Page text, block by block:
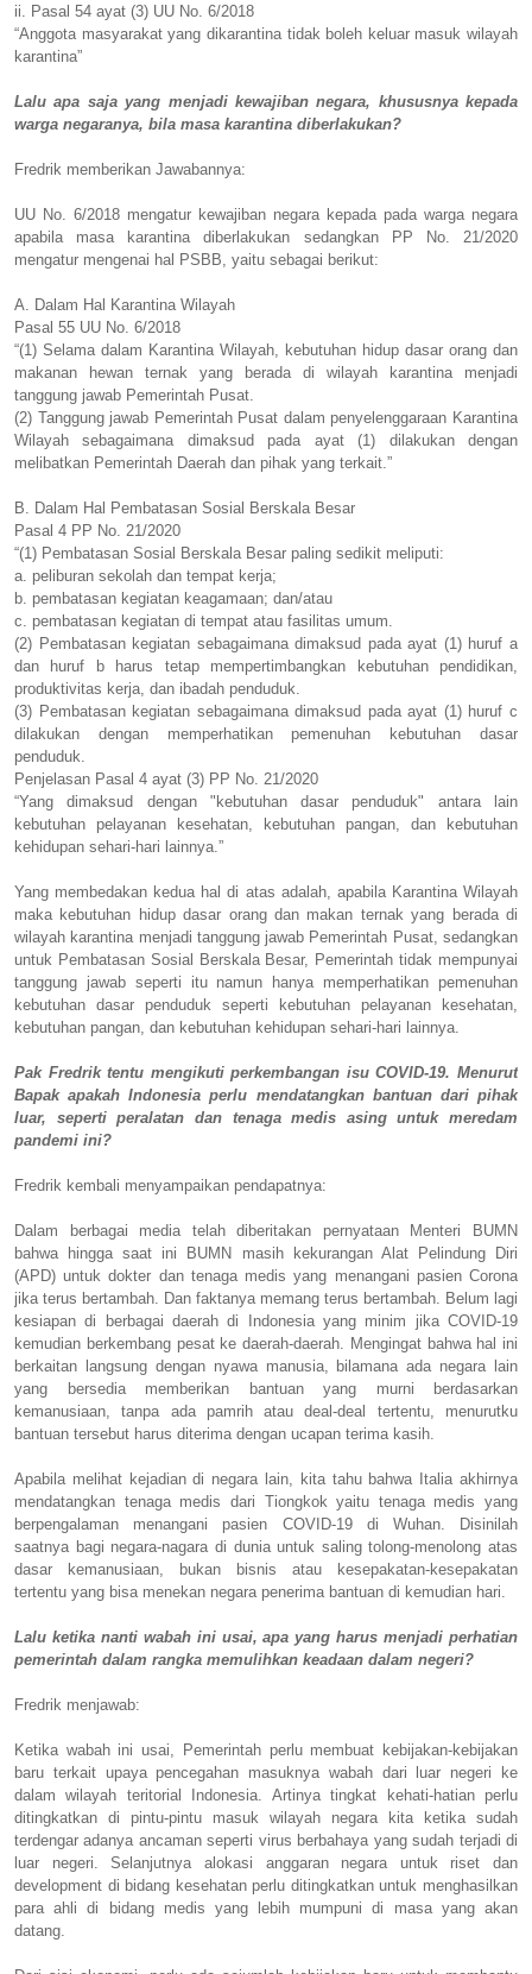
ii.
Pasal 54 ayat (3) UU No. 6/2018
“Anggota masyarakat yang dikarantina tidak boleh keluar masuk wilayah
karantina”
Lalu apa saja yang menjadi kewajiban negara, khususnya kepada
warga negaranya, bila masa karantina diberlakukan?
Fredrik memberikan Jawabannya:
UU No. 6/2018 mengatur kewajiban negara kepada pada warga negara
apabila masa karantina diberlakukan sedangkan PP No. 21/2020
mengatur mengenai hal PSBB, yaitu sebagai berikut:
A.
Dalam Hal Karantina Wilayah
Pasal 55 UU No. 6/2018
“(1) Selama dalam Karantina Wilayah, kebutuhan hidup dasar orang dan
makanan hewan ternak yang berada di wilayah karantina menjadi
tanggung jawab Pemerintah Pusat.
(2) Tanggung jawab Pemerintah Pusat dalam penyelenggaraan Karantina
Wilayah sebagaimana dimaksud pada ayat (1) dilakukan dengan
melibatkan Pemerintah Daerah dan pihak yang terkait.”
B.
Dalam Hal Pembatasan Sosial Berskala Besar
Pasal 4 PP No. 21/2020
“(1) Pembatasan Sosial Berskala Besar paling sedikit meliputi:
a. peliburan sekolah dan tempat kerja;
b. pembatasan kegiatan keagamaan; dan/atau
c.
pembatasan kegiatan di tempat atau fasilitas umum.
(2) Pembatasan kegiatan sebagaimana dimaksud pada ayat (1) huruf a
dan huruf b harus tetap mempertimbangkan kebutuhan pendidikan,
produktivitas kerja, dan ibadah penduduk.
(3) Pembatasan kegiatan sebagaimana dimaksud pada ayat (1) huruf c
dilakukan dengan memperhatikan pemenuhan kebutuhan dasar
penduduk.
Penjelasan Pasal 4 ayat (3) PP No. 21/2020
“Yang dimaksud dengan "kebutuhan dasar penduduk" antara lain
kebutuhan pelayanan kesehatan, kebutuhan pangan, dan kebutuhan
kehidupan sehari-hari lainnya.”
Yang membedakan kedua hal di atas adalah, apabila Karantina Wilayah
maka kebutuhan hidup dasar orang dan makan ternak yang berada di
wilayah karantina menjadi tanggung jawab Pemerintah Pusat, sedangkan
untuk Pembatasan Sosial Berskala Besar, Pemerintah tidak mempunyai
tanggung jawab seperti itu namun hanya memperhatikan pemenuhan
kebutuhan dasar penduduk seperti kebutuhan pelayanan kesehatan,
kebutuhan pangan, dan kebutuhan kehidupan sehari-hari lainnya.
Pak Fredrik tentu mengikuti perkembangan isu COVID-19. Menurut
Bapak apakah Indonesia perlu mendatangkan bantuan dari pihak
luar, seperti peralatan dan tenaga medis asing untuk meredam
pandemi ini?
Fredrik kembali menyampaikan pendapatnya:
Dalam berbagai media telah diberitakan pernyataan Menteri BUMN
bahwa hingga saat ini BUMN masih kekurangan Alat Pelindung Diri
(APD) untuk dokter dan tenaga medis yang menangani pasien Corona
jika terus bertambah. Dan faktanya memang terus bertambah. Belum lagi
kesiapan di berbagai daerah di Indonesia yang minim jika COVID-19
kemudian berkembang pesat ke daerah-daerah. Mengingat bahwa hal ini
berkaitan langsung dengan nyawa manusia, bilamana ada negara lain
yang bersedia memberikan bantuan yang murni berdasarkan
kemanusiaan, tanpa ada pamrih atau deal-deal tertentu, menurutku
bantuan tersebut harus diterima dengan ucapan terima kasih.
Apabila melihat kejadian di negara lain, kita tahu bahwa Italia akhirnya
mendatangkan tenaga medis dari Tiongkok yaitu tenaga medis yang
berpengalaman menangani pasien COVID-19 di Wuhan. Disinilah
saatnya bagi negara-nagara di dunia untuk saling tolong-menolong atas
dasar kemanusiaan, bukan bisnis atau kesepakatan-kesepakatan
tertentu yang bisa menekan negara penerima bantuan di kemudian hari.
Lalu ketika nanti wabah ini usai, apa yang harus menjadi perhatian
pemerintah dalam rangka memulihkan keadaan dalam negeri?
Fredrik menjawab:
Ketika wabah ini usai, Pemerintah perlu membuat kebijakan-kebijakan
baru terkait upaya pencegahan masuknya wabah dari luar negeri ke
dalam wilayah teritorial Indonesia. Artinya tingkat kehati-hatian perlu
ditingkatkan di pintu-pintu masuk wilayah negara kita ketika sudah
terdengar adanya ancaman seperti virus berbahaya yang sudah terjadi di
luar negeri. Selanjutnya alokasi anggaran negara untuk riset dan
development di bidang kesehatan perlu ditingkatkan untuk menghasilkan
para ahli di bidang medis yang lebih mumpuni di masa yang akan
datang.